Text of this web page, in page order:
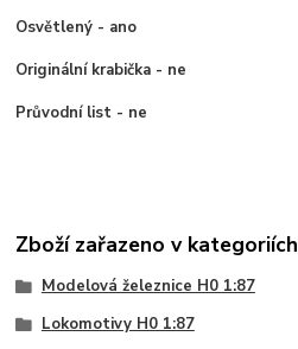
Osvětlený - ano
Originální krabička - ne
Průvodní list - ne
Zboží zařazeno v kategoriích
Modelová železnice H0 1:87
Lokomotivy H0 1:87